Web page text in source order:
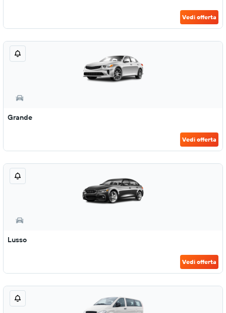
Vedi offerta
Grande
Vedi offerta
Lusso
Vedi offerta